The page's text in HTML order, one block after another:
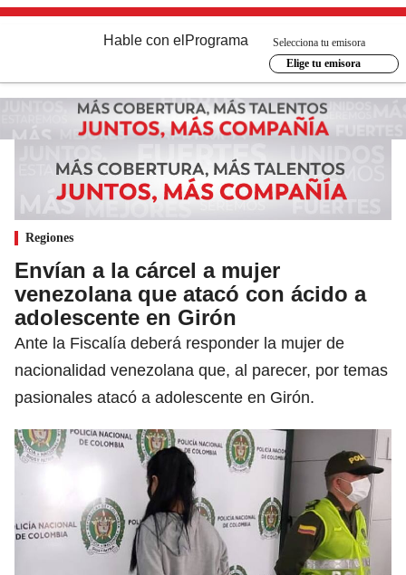
Hable con el Programa
Selecciona tu emisora
Elige tu emisora
Regiones
Envían a la cárcel a mujer
venezolana que atacó con ácido a
adolescente en Girón
Ante la Fiscalía deberá responder la mujer de
nacionalidad venezolana que, al parecer, por temas
pasionales atacó a adolescente en Girón.